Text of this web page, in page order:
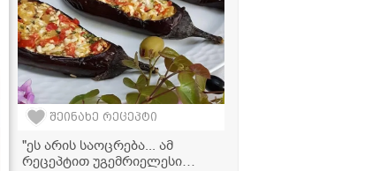
შეინახე რეცეპტი
"ეს არის საოცრება... ამ
რეცეპტით უგემრიელესი